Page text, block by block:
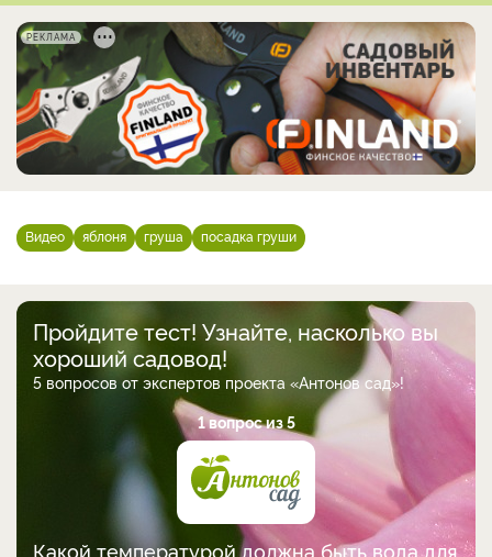
РЕКЛАМА
Видео яблоня груша посадка груши
Пройдите тест! Узнайте, насколько вы
хороший садовод!
5 вопросов от экспертов проекта «Антонов сад»!
1 вопрос из 5
Какой температурой должна быть вода для